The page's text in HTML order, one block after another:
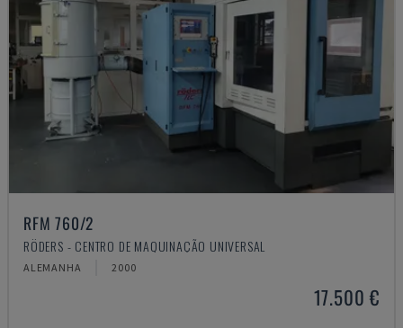
RFM 760/2
RÖDERS - CENTRO DE MAQUINAÇÃO UNIVERSAL
ALEMANHA 2000
17.500 €